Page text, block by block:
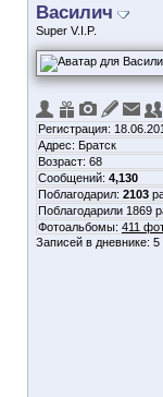
Василич
Super V.I.P.
Регистрация:
Адрес: Братск
Возраст: 68
Сообщений: 4,130
Поблагодарил: 2103
Поблагодарили 1869
Фотоальбомы: 411
Записей в дневнике: 5